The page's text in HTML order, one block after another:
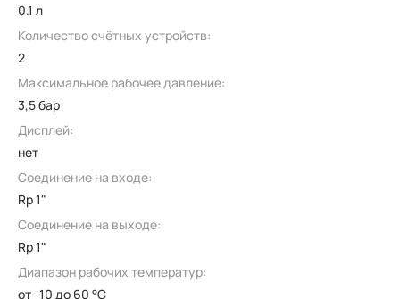
0.1 л
Количество счётных устройств:
2
Максимальное рабочее давление:
3,5 бар
Дисплей:
нет
Соединение на входе:
Rp 1"
Соединение на выходе:
Rp 1"
Диапазон рабочих температур:
от -10 до 60 °C